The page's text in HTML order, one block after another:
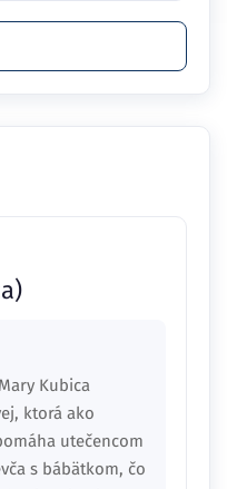
Kubica
ktorá ako
utečencom
s bábätkom, čo